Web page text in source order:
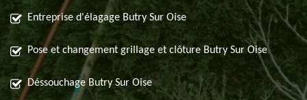
Entreprise d'élagage Butry Sur Oise
Pose et changement grillage et clôture Butry Sur Oise
Déssouchage Butry Sur Oise